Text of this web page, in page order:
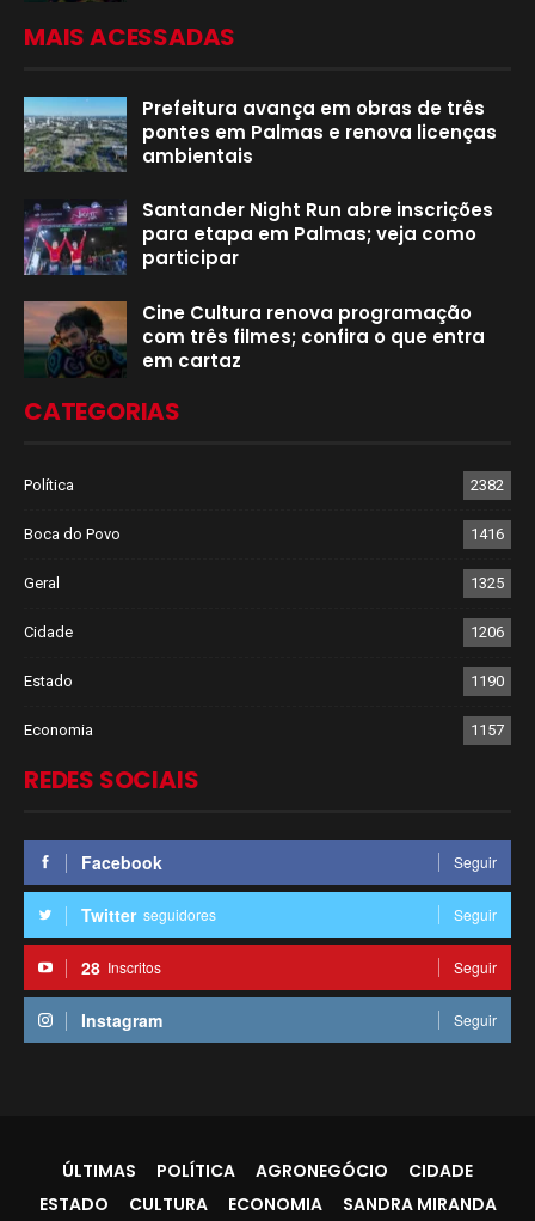
MAIS ACESSADAS
Prefeitura avança em obras de três
pontes em Palmas e renova licenças
ambientais
Santander Night Run abre inscrições
para etapa em Palmas; veja como
participar
Cine Cultura renova programação
com três filmes; confira o que entra
em cartaz
CATEGORIAS
Política 2382
Boca do Povo 1416
Geral 1325
Cidade 1206
Estado 1190
Economia 1157
REDES SOCIAIS
Facebook Seguir
Twitter seguidores Seguir
28 Inscritos Seguir
Instagram Seguir
ÚLTIMAS POLÍTICA AGRONEGÓCIO
CIDADE
ESTADO
CULTURA ECONOMIA SANDRA MIRANDA